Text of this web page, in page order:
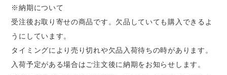
※納期について
受注後お取り寄せの商品です。欠品していても購入できるよ
うにしています。
タイミングにより売り切れや欠品入荷待ちの時があります。
入荷予定がある場合はご注文後に納期をお知らせします。